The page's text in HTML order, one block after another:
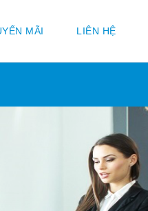
MÃI LIÊN HỆ